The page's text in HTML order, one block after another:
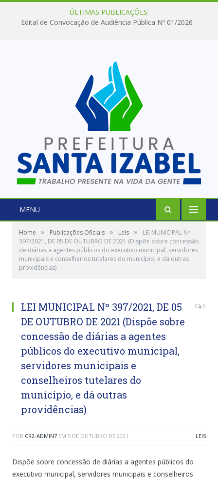
ÚLTIMAS PUBLICAÇÕES:
Edital de Convocação de Audiência Pública Nº 01/2026
MENU
Home » Publicações Oficiais » Leis »
LEI MUNICIPAL Nº
397/2021, DE 05 DE OUTUBRO DE 2021 (Dispõe sobre concessão
de diárias a agentes públicos do executivo municipal, servidores
municipais e conselheiros tutelares do município, e dá outras
providências)
LEI MUNICIPAL Nº 397/2021, DE 05
DE OUTUBRO DE 2021 (Dispõe sobre
concessão de diárias a agentes
públicos do executivo municipal,
servidores municipais e
conselheiros tutelares do
município, e dá outras
providências)
0
POR CR2-ADMIN7 EM 5 DE OUTUBRO DE 2021 LEIS
Dispõe sobre concessão de diárias a agentes públicos do
executivo municipal, servidores municipais e conselheiros